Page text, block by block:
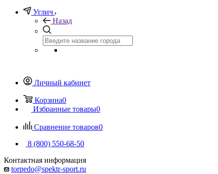
Углич
Назад
Личный кабинет
Корзина0
Избранные товары0
Сравнение товаров0
8 (800) 550-68-50
Контактная информация
torpedo@spektr-sport.ru